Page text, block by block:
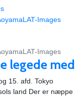
legede med
15. afd. Tokyo
land Der er næppe